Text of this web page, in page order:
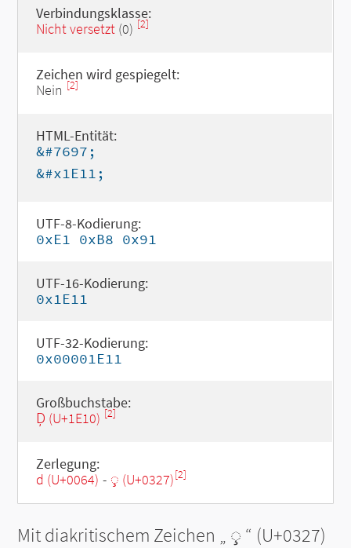
Verbindungsklasse:
Nicht versetzt(0) [2]
Zeichen wird gespiegelt:
Nein [2]
HTML-Entität:
&#7697;
&#x1E11;
UTF-8-Kodierung:
0xE1 0xB8 0x91
UTF-16-Kodierung:
0x1E11
UTF-32-Kodierung:
0x00001E11
Großbuchstabe:
Ḑ (U+1E10) [2]
Zerlegung:
d (U+0064) - ◌̧ (U+0327)[2]
Mit diakritischem Zeichen „ ◌̧ “ (U+0327)